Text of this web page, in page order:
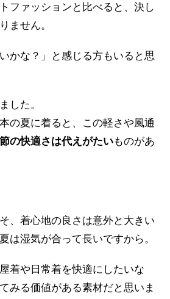
ファッションと比べると、決し
ません。
かな？」と感じる方もいると思
した。
の夏に着ると、この軽さや風通
の快適さは代えがたいものがあ
、着心地の良さは意外と大きい
は湿気が合って長いですから。
着や日常着を快適にしたいな
みる価値がある素材だと思いま